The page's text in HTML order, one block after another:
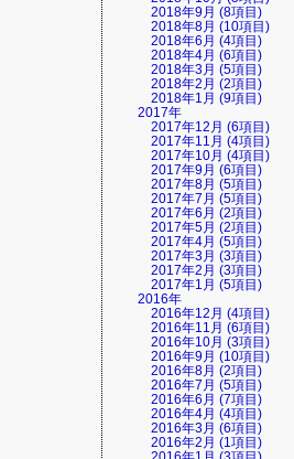
2018年9月 (8項目)
2018年8月 (10項目)
2018年6月 (4項目)
2018年4月 (6項目)
2018年3月 (5項目)
2018年2月 (2項目)
2018年1月 (9項目)
2017年
2017年12月 (6項目)
2017年11月 (4項目)
2017年10月 (4項目)
2017年9月 (6項目)
2017年8月 (5項目)
2017年7月 (5項目)
2017年6月 (2項目)
2017年5月 (2項目)
2017年4月 (5項目)
2017年3月 (3項目)
2017年2月 (3項目)
2017年1月 (5項目)
2016年
2016年12月 (4項目)
2016年11月 (6項目)
2016年10月 (3項目)
2016年9月 (10項目)
2016年8月 (2項目)
2016年7月 (5項目)
2016年6月 (7項目)
2016年4月 (4項目)
2016年3月 (6項目)
2016年2月 (1項目)